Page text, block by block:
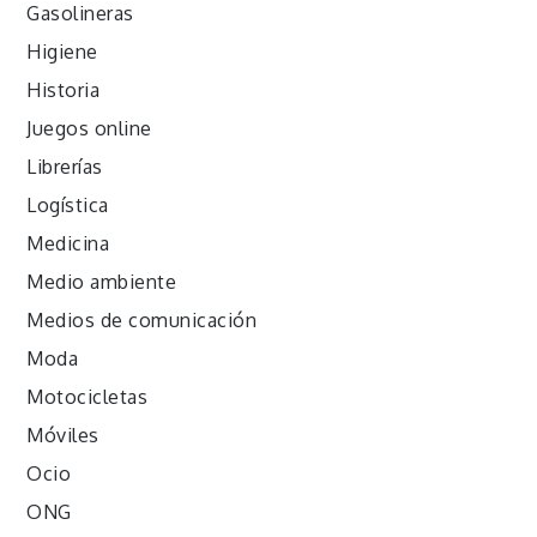
Gasolineras
Higiene
Historia
Juegos online
Librerías
Logística
Medicina
Medio ambiente
Medios de comunicación
Moda
Motocicletas
Móviles
Ocio
ONG